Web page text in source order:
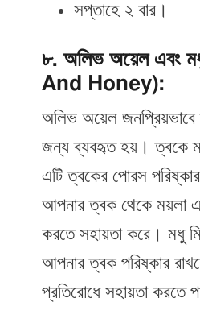
সপ্তাহে ২ বার।
৮. অলিভ অয়েল এবং
And Honey):
অলিভ অয়েল জনপ্রিয়ভাবে
জন্য ব্যবহৃত হয়। ত্বকে
এটি ত্বকের পোরস
আপনার ত্বক থেকে ময়লা
করতে সহায়তা করে। মধু
আপনার ত্বক পরিষ্কার
প্রতিরোধে সহায়তা করতে